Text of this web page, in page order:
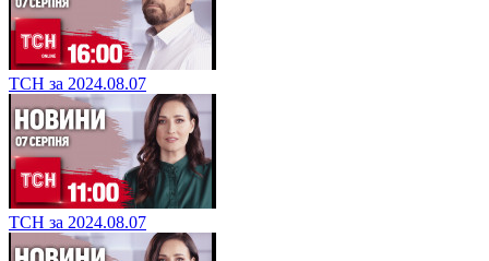
ТСН за 2024.08.07
ТСН за 2024.08.07